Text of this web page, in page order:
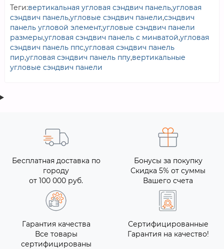
Теги:вертикальная угловая сэндвич панель,угловая
сэндвич панель,угловые сэндвич панели,сэндвич
панель угловой элемент,угловые сэндвич панели
размеры,угловая сэндвич панель с минватой,угловая
сэндвич панель ппс,угловая сэндвич панель
пир,угловая сэндвич панель ппу,вертикальные
угловые сэндвич панели
Бесплатная доставка по
городу
от 100 000 руб.
Бонусы за покупку
Скидка 5% от суммы
Вашего счета
Гарантия качества
Все товары
сертифицированы
Сертифицированные
Гарантия на качество!